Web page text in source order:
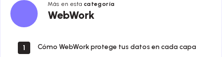
Más en esta categoría
WebWork
WebWork
1 Cómo WebWork protege tus datos en cada capa